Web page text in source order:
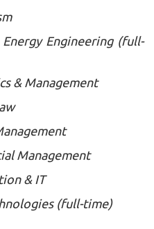
Engineering (full-
& Management
Management
& IT
(full-time)